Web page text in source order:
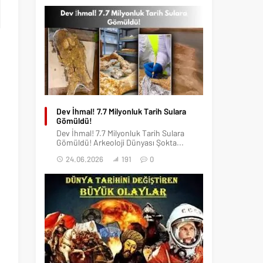
Dev İhmal! 7.7 Milyonluk Tarih Sulara
Gömüldü!
Dev İhmal! 7.7 Milyonluk Tarih Sulara
Gömüldü! Arkeoloji Dünyası Şokta...
24.06.2026 191 0